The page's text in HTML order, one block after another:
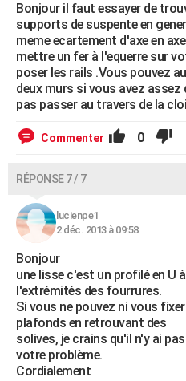
Bonjour il faut essayer de
supports de suspente en
meme ecartement d'axe en
mettre un fer à l'equerre sur
poser les rails .Vous pouvez
deux murs si vous avez
pas passer au travers de la
Commenter 0
RÉPONSE 7 / 7
lucienpe1
2 déc. 2013 à 09:58
Bonjour
une lisse c'est un profilé en U
l'extrémités des fourrures.
Si vous ne pouvez ni vous
plafonds en retrouvant des
solives, je crains qu'il n'y ai
votre problème.
Cordialement